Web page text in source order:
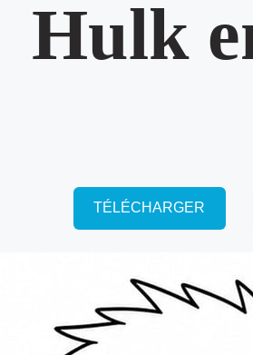
Hulk
TÉLÉCHARGER